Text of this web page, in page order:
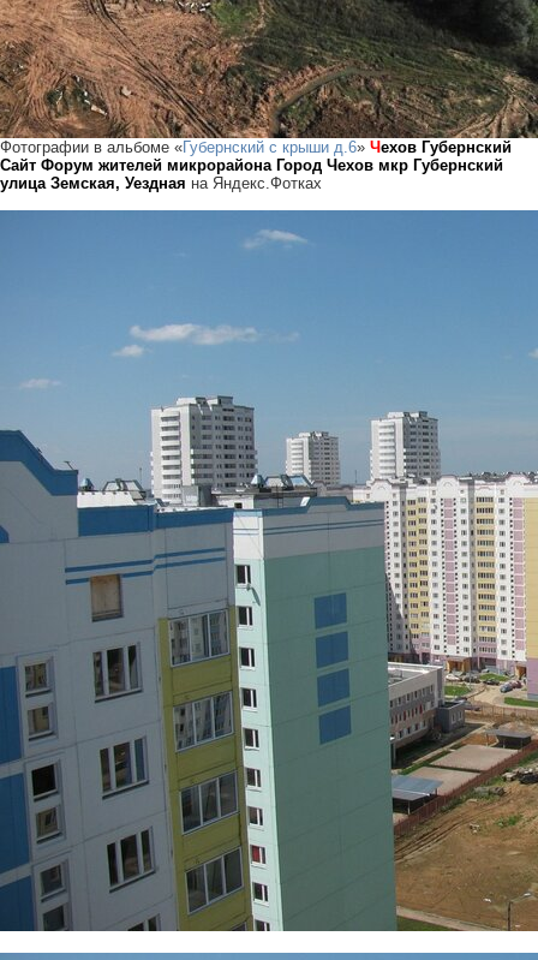
Фотографии в альбоме «Губернский с крыши д.6» Чехов Губернский
Сайт Форум жителей микрорайона Город Чехов мкр Губернский
улица Земская, Уездная на Яндекс.Фотках